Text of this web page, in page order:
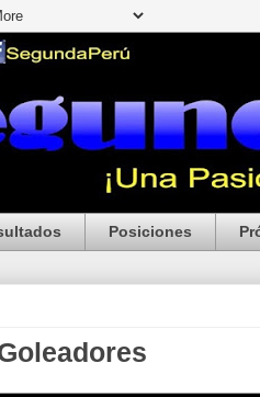
Posiciones